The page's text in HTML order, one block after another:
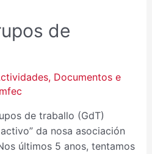
de
, Documentos e
de traballo (GdT)
da nosa asociación
últimos 5 anos, tentamos